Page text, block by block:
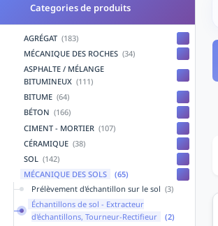
Categories de produits
AGRÉGAT (183)
MÉCANIQUE DES ROCHES (34)
ASPHALTE / MÉLANGE
BITUMINEUX (111)
BITUME (64)
BÉTON (166)
CIMENT - MORTIER (107)
CÉRAMIQUE (38)
SOL
(142)
MÉCANIQUE DES SOLS
(65)
Prélèvement d'échantillon sur le sol (3)
Échantillons de sol - Extracteur
d'échantillons, Tourneur-Rectifieur
(2)